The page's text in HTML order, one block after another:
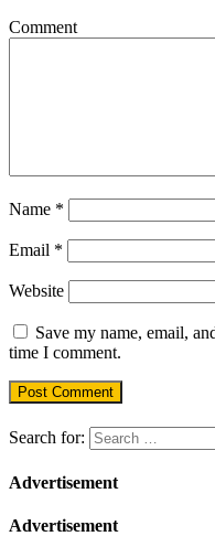
Comment
Name *
Email *
Website
Save my name, email,
time I comment.
Search for:
Advertisement
Advertisement